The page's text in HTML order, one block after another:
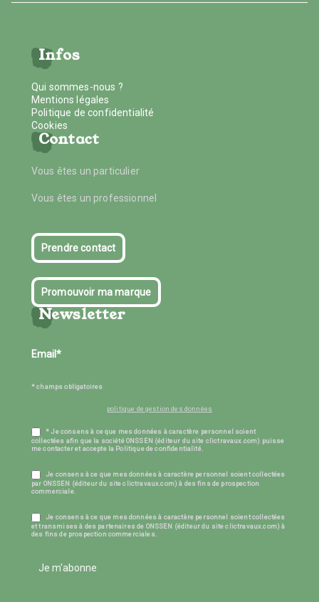
Infos
Qui sommes-nous ?
Mentions légales
Politique de confidentialité
Cookies
Contact
Vous êtes un particulier
Vous êtes un professionnel
Prendre contact
Promouvoir ma marque
Newsletter
* champs obligatoires
politique de gestion des données
* Je consens à ce que mes données à caractère personnel soient
collectées afin que la société ONSSEN (éditeur du site clictravaux.com) puisse
me contacter et accepte la Politique de confidentialité.
Je consens à ce que mes données à caractère personnel soient collectées
par ONSSEN (éditeur du site clictravaux.com) à des fins de prospection
commerciale.
Je consens à ce que mes données à caractère personnel soient collectées
et transmises à des partenaires de ONSSEN (éditeur du site clictravaux.com) à
des fins de prospection commerciales.
Je m'abonne